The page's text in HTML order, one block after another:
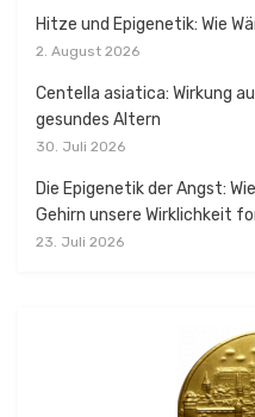
Hitze und Epigenetik: Wie
2. August 2026
Centella asiatica: Wirkung
gesundes Altern
30. Juli 2026
Die Epigenetik der Angst:
Gehirn unsere Wirklichkeit
23. Juli 2026